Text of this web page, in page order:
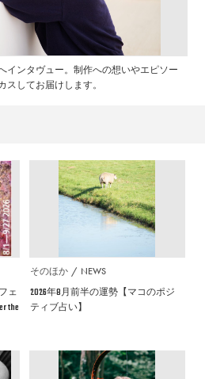
インタヴュー。制作への想いやエピソー
スしてお届けします。
ェ
the
そのほか NEWS
2026年8月前半の運勢【マコのポジ
ティブ占い】